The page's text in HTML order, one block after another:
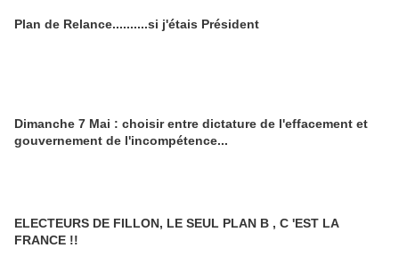
Plan de Relance..........si j'étais Président
Dimanche 7 Mai : choisir entre dictature de l'effacement et
gouvernement de l'incompétence...
ELECTEURS DE FILLON, LE SEUL PLAN B , C 'EST LA
FRANCE !!